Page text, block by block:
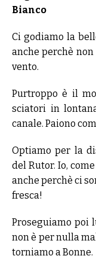
Bianco
Ci godiamo la
anche perchè non
vento.
Purtroppo è il
sciatori in
canale. Paiono
Optiamo per la
del Rutor. Io,
anche perchè ci
fresca!
Proseguiamo poi
non è per nulla
torniamo a Bonne.